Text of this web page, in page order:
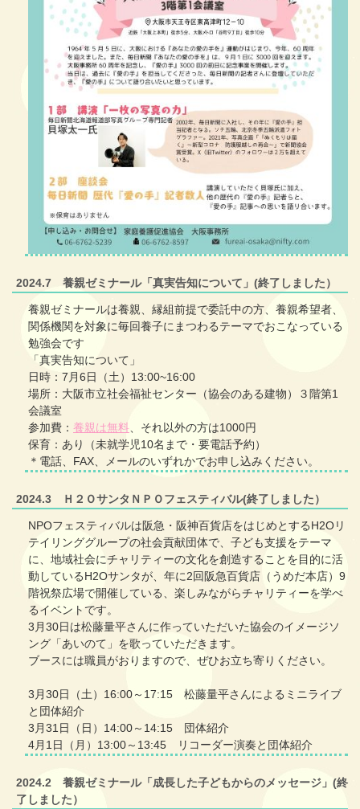
2024.7 養親ゼミナール「真実告知について」(終了しました）
養親ゼミナールは養親、縁組前提で委託中の方、養親希望者、
関係機関を対象に毎回養子にまつわるテーマでおこなっている
勉強会です
「真実告知について」
日時：7月6日（土）13:00~16:00
場所：大阪市立社会福祉センター（協会のある建物）３階第1
会議室
参加費： 養親は無料 、それ以外の方は1000円
保育：あり（未就学児10名まで・要電話予約）
＊電話、FAX、メールのいずれかでお申し込みください。
2024.3 Ｈ２ＯサンタＮＰＯフェスティバル(終了しました）
NPOフェスティバルは阪急・阪神百貨店をはじめとするH2Oリ
テイリンググループの社会貢献団体で、子ども支援をテーマ
に、地域社会にチャリティーの文化を創造することを目的に活
動しているH2Oサンタが、年に2回阪急百貨店（うめだ本店）9
階祝祭広場で開催している、楽しみながらチャリティーを学べ
るイベントです。
3月30日は松藤量平さんに作っていただいた協会のイメージソ
ング「あいのて」を歌っていただきます。
ブースには職員がおりますので、ぜひお立ち寄りください。
3月30日（土）16:00～17:15 松藤量平さんによるミニライブ
と団体紹介
3月31日（日）14:00～14:15 団体紹介
4月1日（月）13:00～13:45 リコーダー演奏と団体紹介
2024.2 養親ゼミナール「成長した子どもからのメッセージ」(終
了しました）